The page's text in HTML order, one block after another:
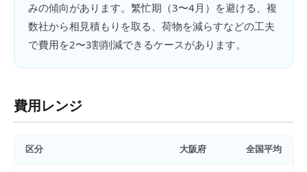
みの傾向があります。繁忙期（3〜4月）を避ける、複
数社から相見積もりを取る、荷物を減らすなどの工夫
で費用を2〜3割削減できるケースがあります。
費用レンジ
区分 大阪府 全国平均